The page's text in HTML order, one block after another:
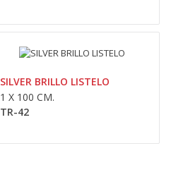
Adaugă În Coş
Wishlist
0,00lei
SILVER BRILLO LISTELO
1 X 100 CM.
TR-42